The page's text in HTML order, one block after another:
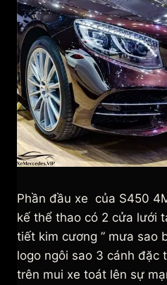
Phần đầu xe của S450
kế thể thao có 2 cửa lưới
tiết kim cương ” mưa sao
logo ngôi sao 3 cánh đặc
trên mui xe toát lên sự